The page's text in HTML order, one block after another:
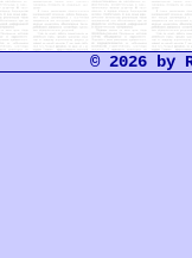
© 2026 by